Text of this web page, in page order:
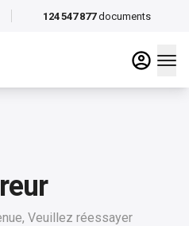
124 547 877 documents
Veuillez réessayer